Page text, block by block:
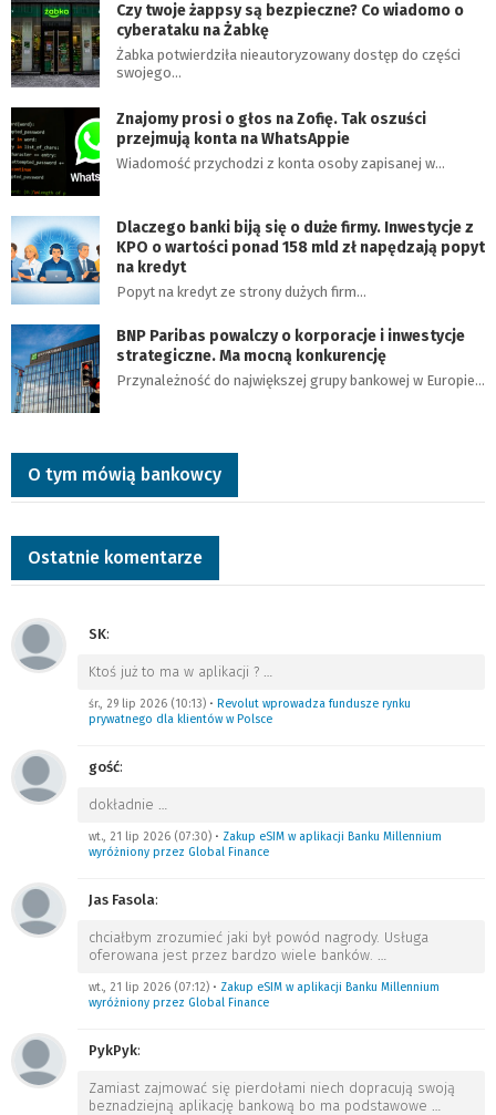
Czy twoje żappsy są bezpieczne? Co wiadomo o
cyberataku na Żabkę
Żabka potwierdziła nieautoryzowany dostęp do części
swojego…
Znajomy prosi o głos na Zofię. Tak oszuści
przejmują konta na WhatsAppie
Wiadomość przychodzi z konta osoby zapisanej w…
Dlaczego banki biją się o duże firmy. Inwestycje z
KPO o wartości ponad 158 mld zł napędzają popyt
na kredyt
Popyt na kredyt ze strony dużych firm…
BNP Paribas powalczy o korporacje i inwestycje
strategiczne. Ma mocną konkurencję
Przynależność do największej grupy bankowej w Europie…
O tym mówią bankowcy
Ostatnie komentarze
SK:
Ktoś już to ma w aplikacji ? …
śr., 29 lip 2026 (10:13) • Revolut wprowadza fundusze rynku
prywatnego dla klientów w Polsce
gość:
dokładnie …
wt., 21 lip 2026 (07:30) • Zakup eSIM w aplikacji Banku Millennium
wyróżniony przez Global Finance
Jas Fasola:
chciałbym zrozumieć jaki był powód nagrody. Usługa
oferowana jest przez bardzo wiele banków. …
wt., 21 lip 2026 (07:12) • Zakup eSIM w aplikacji Banku Millennium
wyróżniony przez Global Finance
PykPyk:
Zamiast zajmować się pierdołami niech dopracują swoją
beznadziejną aplikację bankową bo ma podstawowe …